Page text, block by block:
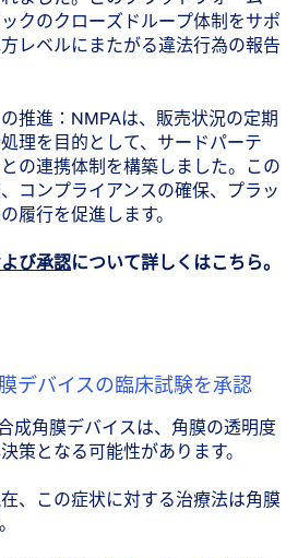
クのクローズドループ体制をサポ
レベルにまたがる違法行為の報告
推進：NMPAは、販売状況の定期
理を目的として、サードパーテ
の連携体制を構築しました。この
コンプライアンスの確保、プラッ
履行を促進します。
び承認について詳しくはこちら。
デバイスの臨床試験を承認
成角膜デバイスは、角膜の透明度
策となる可能性があります。
、この症状に対する治療法は角膜